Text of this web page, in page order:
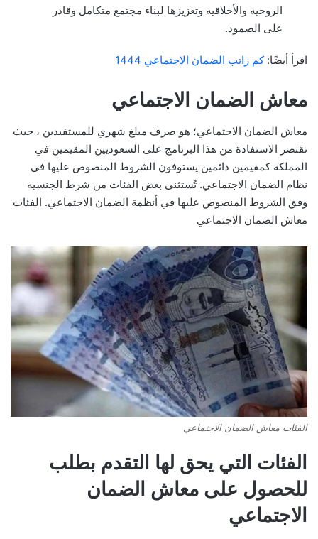
الروحية والأخلاقية وتعزيزها لبناء مجتمع متكامل وقادر
على الصمود.
اقرأ أيضًا:كم راتب الضمان الاجتماعي 1444
معاش الضمان الاجتماعي
معاش الضمان الاجتماعي؛ هو صرف مبلغ شهري للمستفيدين ، حيث
تقتصر الاستفادة من هذا البرنامج على السعوديين المقيمين في
المملكة كمقيمين دائمين يستوفون الشروط المنصوص عليها في
نظام الضمان الاجتماعي. تُستثنى بعض الفئات من شرط الجنسية
وفق الشروط المنصوص عليها في أنظمة الضمان الاجتماعي. الفئات
معاش الضمان الاجتماعي
الفئات معاش الضمان الاجتماعي
الفئات التي يحق لها التقدم بطلب
للحصول على معاش الضمان
الاجتماعي